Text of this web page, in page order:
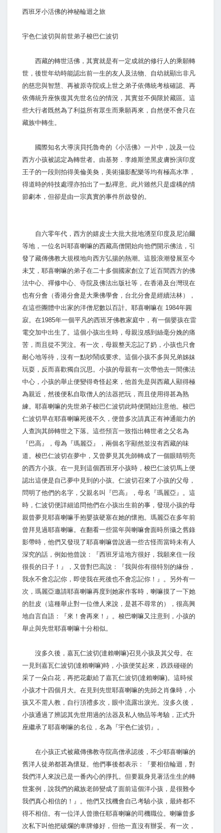
西班牙小活佛的神秘輪迴之旅
宇色仁波切與前世弟子梭巴仁波切
西藏的轉世活佛，其實就是有一定成就的修行人的乘願轉
世，後世年幼時能認出前一生的友人及法物、自幼就顯出非凡
的慈悲與智慧、再被原寺院或上世之弟子依傳統考核確認、再
依傳統升座恢復其先世名位的情況，其實並不侷限於藏區。這
些大行者既然為了利益所有眾生而乘願再來，自然便不會只在
藏族中轉生。
國際知名大導演貝托魯奇的《小活佛》一片中，說及一位
西方小孩被認定為轉世者。由基努．李維斯塗黑皮膚扮演印度
王子的一段則拍得美倫美奐，美術攝影配樂等均有極高水準，
得道時的特技處理亦拍出了一點禪意。此片雖然只是虛構的情
節劇本，但卻是由一宗真實的事件所啟發的。
自六零年代，西方的嬉皮士大批大批地湧至印度及尼泊爾
等地，一位名叫耶喜喇嘛的西藏高僧開始向他們開示佛法，引
發了藏傳佛教大規模地向西方弘揚的熱潮。這股浪潮發展至今
未艾，耶喜喇嘛的弟子在二十多個國家創立了近百間西方的佛
法中心、禪修中心、寺院及佛法出版社等，在香港及台灣現在
也有分會（香港分會是大乘佛學會，台北分會是經續法林），
在這些團體中出家的洋僧尼數以百計。耶喜喇嘛在 1984年圓
寂。在1985年一個平凡的西班牙佛教家庭中，有一個嬰孩在雷
電交加中出生了。這個小孩出生時，母親沒感到絲毫分娩的痛
苦，而且從不哭泣。有一次，母親整天忘記了奶，小孩也只會
耐心地等待，沒有一點吵鬧或要求。這個小孩不多與兄弟姊妹
玩耍，反而喜歡獨自沉思。小孩的母親有一次帶他去一間佛法
中心，小孩的舉止便變得奇怪起來，他首先是與西藏人顯得極
為親近，然後便私自取僧人的法器把玩，而且使用得甚為熟
練。耶喜喇嘛的先世弟子梭巴仁波切此時便開始注意他。梭巴
仁波切早在耶喜喇嘛死後不久，便曾多次請真正有神通能力的
人查詢其師轉世之下落。這些預言一致指出轉世者之父名為
『巴高』，母為『瑪麗亞』，兩個名字顯然並沒有西藏的味
道。梭巴仁波切在夢中，又曾夢見其先師轉成了一個眼睛明亮
的西方小孩。在一見到這個西班牙小孩時，梭巴仁波切馬上便
認出這便是自己夢中見到的小孩。仁波切召來了小孩的父母，
問明了他們的名字，父親名叫『巴高』，母名『瑪麗亞』。這
時，仁波切便詳細追問他們在小孩出生前的事，發現小孩的母
親曾夢見耶喜喇嘛手抱嬰孩硬塞在她的懷抱。瑪麗亞在多年前
曾拜見過耶喜喇嘛。在翻看一些當年與喇嘛會面時所攝之舊錄
影帶時，他們又發現了耶喜喇嘛曾說過一些古怪而當時未有人
深究的話，例如他曾說：『西班牙這地方很好，我願來住一段
很長的日子！』，又曾對巴高說：『我與你有很特別的緣份，
我永不會忘記你，即使我在死後也不會忘記你！』。另外有一
次，瑪麗亞邀請耶喜喇嘛再度到她家作客時，喇嘛摸了一下她
的肚皮（這種舉止對一位僧人來說，是甚不尋常的），很高興
地自言自語：『來！會再來！』。梭巴喇嘛又注意到，小孩的
舉止與先世耶喜喇嘛十分相似。
沒多久後，嘉瓦仁波切(達賴喇嘛)召見小孩及其父母。在
一見到嘉瓦仁波切(達賴喇嘛)時，小孩便笑起來，跌跌碰碰的
采了一朵白花，再把花獻給了嘉瓦仁波切(達賴喇嘛)。這時候
小孩才十四個月大。在見到先世耶喜喇嘛的先師之肖像時，小
孩又不需人教，自行頂禮多次，眼中流露出淚光。沒多久後，
小孩通過了辨認其先世用過的法器及私人物品等考驗，正式升
座繼承了耶喜喇嘛的名位，名為『宇色仁波切』。
在小孩正式被藏傳佛教寺院高僧承認後，不少耶喜喇嘛的
舊洋人徒弟都甚為懷疑。他們事後都表示：『要相信輪迴，對
我們洋人來說已是一番內心的掙扎。但要親身見著活生生的轉
世案例，說我們的藏族老師變成了面前這個洋小孩，是很難令
我們真心相信的！』。他們又找機會自己考驗小孩，最終都不
得不相信。有一位洋人曾擔任耶喜喇嘛的司機職位。喇嘛曾多
次私下叫他把破爛的車牌修好，但他一直沒有辦妥。有一次，